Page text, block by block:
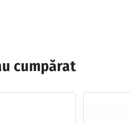
cumpărat